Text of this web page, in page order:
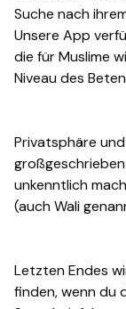
Suche nach
Unsere App
die für Muslime
Niveau des
Privatsphäre
unkenntlich
(auch Wali
Letzten Endes
finden, wenn du